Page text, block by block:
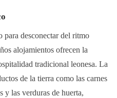
para desconectar del ritmo
alojamientos ofrecen la
tradicional leonesa. La
de la tierra como las carnes
y las verduras de huerta,